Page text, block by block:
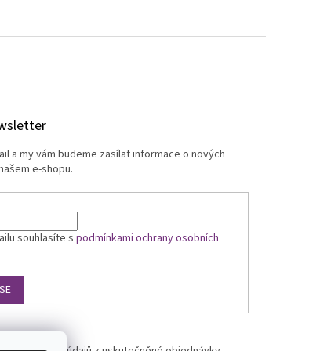
a my vám budeme zasílat informace o nových
e-shopu.
souhlasíte spodmínkami ochrany osobních